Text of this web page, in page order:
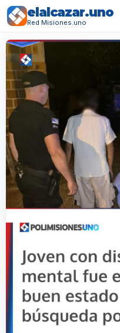
elalcazar.uno
Red Misiones.uno